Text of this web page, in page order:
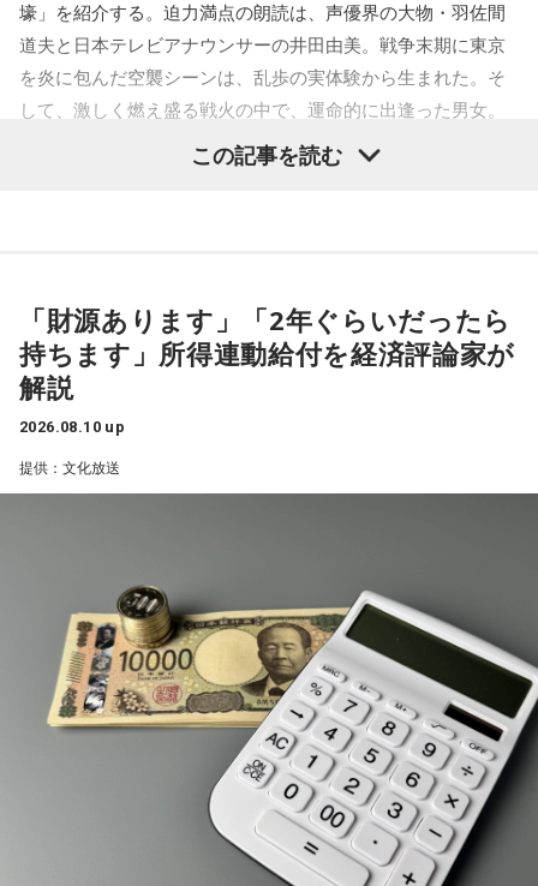
【木田】
初めまして。マセキ芸能社でお笑いをやってます、ガクヅケ
と申します。ガクヅケを知らないあなたに（ガクヅケってお
もしろいやん）と思ってもらうために、マイクの前で最高の
パフォーマンスを披露したいと思います。そんな場を与えて
■番組タイトル：『ガクヅケのオールナイトニッポン
0(ZERO)』
■放送日時：2026年8月17日（月）27時～28時30分
■パーソナリティ：ガクヅケ
◆この番組は、radikoのタイムフリー機能で、放送1週間後ま
で聴くことができる。
http://radiko.jp/share/?sid=LFR&t=20260818030000
壕」を紹介する。迫力満点の朗読は、声優界の大物・羽佐間
道夫と日本テレビアナウンサーの井田由美。戦争末期に東京
を炎に包んだ空襲シーンは、乱歩の実体験から生まれた。そ
して、激しく燃え盛る戦火の中で、運命的に出逢った男女。
全編に乱歩独特のエロティシズムと背徳の美学が炸裂する。
この記事を読む
「財源あります」「2年ぐらいだったら
持ちます」所得連動給付を経済評論家が
解説
2026.08.10 up
提供：文化放送